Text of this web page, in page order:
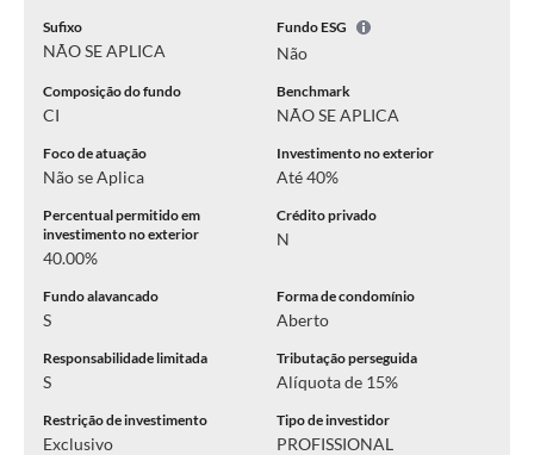
Sufixo
NÃO SE APLICA
Fundo ESG
Não
Composição do fundo
CI
Benchmark
NÃO SE APLICA
Foco de atuação
Não se Aplica
Investimento no exterior
Até 40%
Percentual permitido em
investimento no exterior
40.00%
Crédito privado
N
Fundo alavancado
S
Forma de condomínio
Aberto
Responsabilidade limitada
S
Tributação perseguida
Alíquota de 15%
Restrição de investimento
Exclusivo
Tipo de investidor
PROFISSIONAL